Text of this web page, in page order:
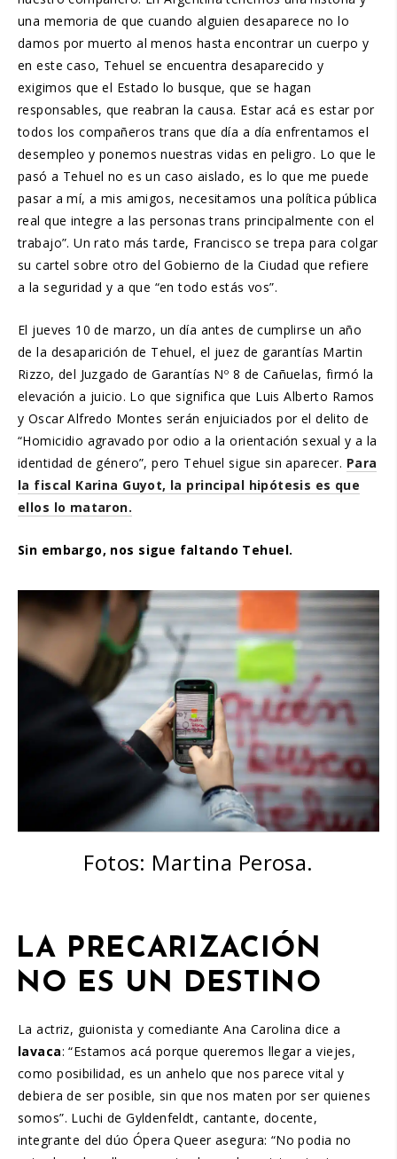
una memoria de que cuando alguien desaparece no lo
damos por muerto al menos hasta encontrar un cuerpo y
en este caso, Tehuel se encuentra desaparecido y
exigimos que el Estado lo busque, que se hagan
responsables, que reabran la causa. Estar acá es estar por
todos los compañeros trans que día a día enfrentamos el
desempleo y ponemos nuestras vidas en peligro. Lo que le
pasó a Tehuel no es un caso aislado, es lo que me puede
pasar a mí, a mis amigos, necesitamos una política pública
real que integre a las personas trans principalmente con el
trabajo”. Un rato más tarde, Francisco se trepa para colgar
su cartel sobre otro del Gobierno de la Ciudad que refiere
a la seguridad y a que “en todo estás vos”.
El jueves 10 de marzo, un día antes de cumplirse un año
de la desaparición de Tehuel, el juez de garantías Martin
Rizzo, del Juzgado de Garantías Nº 8 de Cañuelas, firmó la
elevación a juicio. Lo que significa que Luis Alberto Ramos
y Oscar Alfredo Montes serán enjuiciados por el delito de
“Homicidio agravado por odio a la orientación sexual y a la
identidad de género”, pero Tehuel sigue sin aparecer. Para
la fiscal Karina Guyot, la principal hipótesis es que
ellos lo mataron.
Sin embargo, nos sigue faltando Tehuel.
Fotos: Martina Perosa.
LA PRECARIZACIÓN
NO ES UN DESTINO
La actriz, guionista y comediante Ana Carolina dice a
lavaca: “Estamos acá porque queremos llegar a viejes,
como posibilidad, es un anhelo que nos parece vital y
debiera de ser posible, sin que nos maten por ser quienes
somos”. Luchi de Gyldenfeldt, cantante, docente,
integrante del dúo Ópera Queer asegura: “No podia no